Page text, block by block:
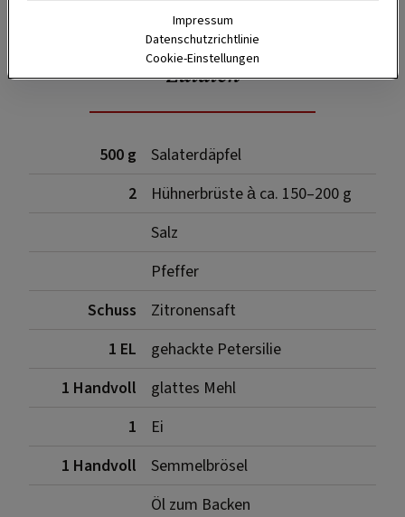
Zutaten
500 g
Salaterdäpfel
2
Hühnerbrüste à ca. 150–200 g
Salz
Pfeffer
Schuss
Zitronensaft
1 EL
gehackte Petersilie
1 Handvoll
glattes Mehl
1
Ei
1 Handvoll
Semmelbrösel
Öl zum Backen
Impressum
Datenschutzrichtlinie
Cookie-Einstellungen